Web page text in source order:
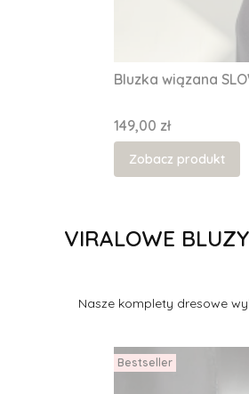
Bluzka wiązana
Cena
149,00 zł
Zobacz produkt
VIRALOWE BLUZY
Nasze komplety dresowe
Bestseller